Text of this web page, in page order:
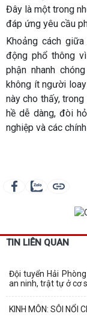
Đây là một trong
đáp ứng yêu cầu
Khoảng cách
động phổ thông
phận nhanh
không ít người
này cho thấy,
hề dễ dàng, đòi
nghiệp và các
TIN LIÊN QUAN
Đội tuyển Hải
an ninh, trật tự ở cơ
KINH MÔN: SÔI NỔI